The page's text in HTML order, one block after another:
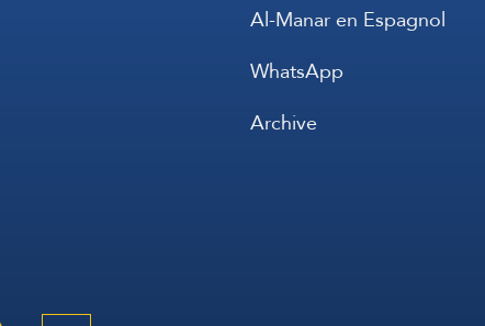
Al-Manar en Espagnol
WhatsApp
Archive